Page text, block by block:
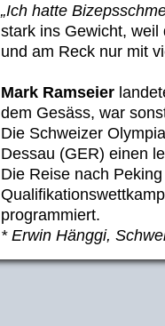
„Ich hatte
stark ins Gewicht,
und am Reck nur mit
Mark Ramseier
dem Gesäss, war
Die Schweizer
Dessau (GER) einen
Die Reise nach
programmiert.
* Erwin Hänggi,